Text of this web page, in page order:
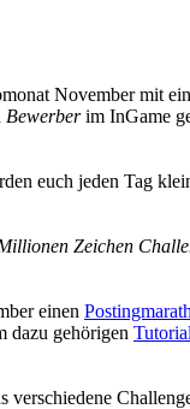
November mit
Bewerberim InGame
euch jeden Tag
Zeichen
einen
dazu gehörigen Tutorial